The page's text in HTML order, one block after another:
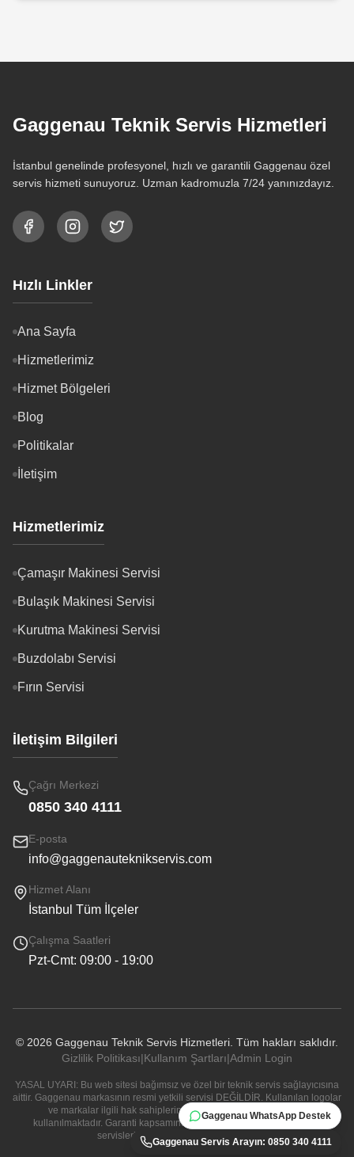
Gaggenau Teknik Servis Hizmetleri
İstanbul genelinde profesyonel, hızlı ve garantili Gaggenau özel
servis hizmeti sunuyoruz. Uzman kadromuzla 7/24 yanınızdayız.
Hızlı Linkler
Ana Sayfa
Hizmetlerimiz
Hizmet Bölgeleri
Blog
Politikalar
İletişim
Hizmetlerimiz
Çamaşır Makinesi Servisi
Bulaşık Makinesi Servisi
Kurutma Makinesi Servisi
Buzdolabı Servisi
Fırın Servisi
İletişim Bilgileri
Çağrı Merkezi
0850 340 4111
E-posta
info@gaggenauteknikservis.com
Hizmet Alanı
İstanbul Tüm İlçeler
Çalışma Saatleri
Pzt-Cmt: 09:00 - 19:00
© 2026 Gaggenau Teknik Servis Hizmetleri. Tüm hakları saklıdır.
Gizlilik Politikası|Kullanım Şartları|Admin Login
YASAL UYARI: Bu web sitesi bağımsız ve özel bir teknik servis sağlayıcısına
aittir. Gaggenau markasının resmi yetkili servisi DEĞİLDİR. Kullanılan logolar
ve markalar ilgili hak sahiplerine aittir ve sadece bilgi amaçlı
kullanılmaktadır. Garanti kapsamındaki cihazlarınız için resmi yetkili
servislerle iletişime geçmeniz önerilir.
Gaggenau WhatsApp Destek
Gaggenau Servis Arayın: 0850 340 4111